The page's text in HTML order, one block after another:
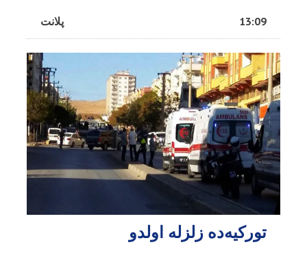
پلانت 13:09
تورکیه‌ده زلزله اولدو